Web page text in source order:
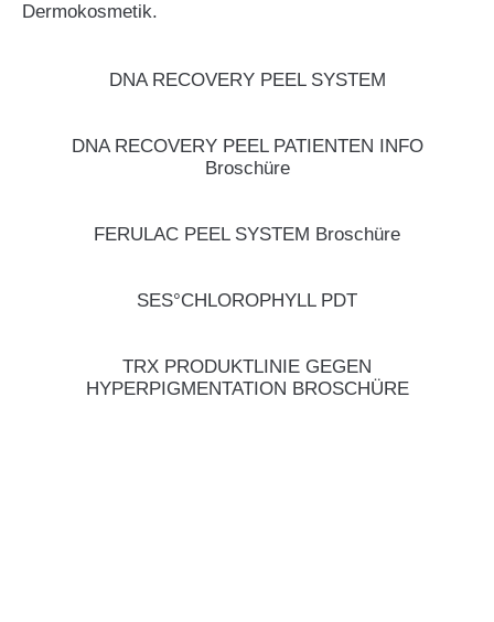
Dermokosmetik.
DNA RECOVERY PEEL SYSTEM
DNA RECOVERY PEEL PATIENTEN INFO
Broschüre
FERULAC PEEL SYSTEM Broschüre
SES°CHLOROPHYLL PDT
TRX PRODUKTLINIE GEGEN
HYPERPIGMENTATION BROSCHÜRE